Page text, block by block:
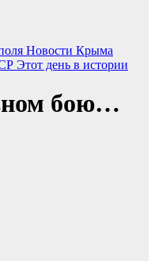
Новости Крыма
Этот день в истории
бою…